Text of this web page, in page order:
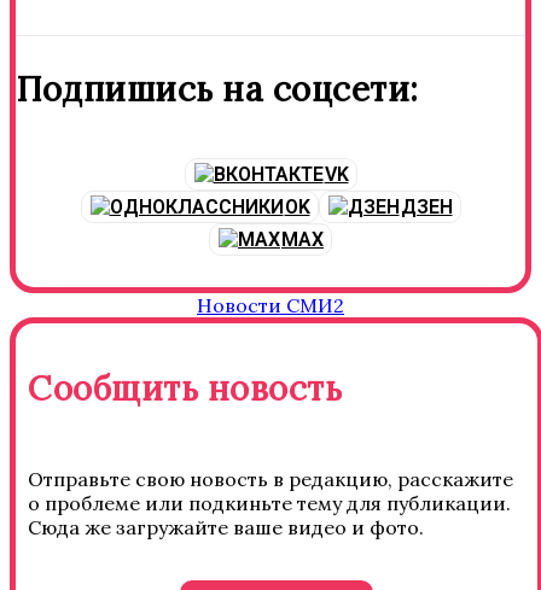
Подпишись на соцсети:
VK
OK
ДЗЕН
MAX
Новости СМИ2
Сообщить новость
Отправьте свою новость в редакцию, расскажите
о проблеме или подкиньте тему для публикации.
Сюда же загружайте ваше видео и фото.